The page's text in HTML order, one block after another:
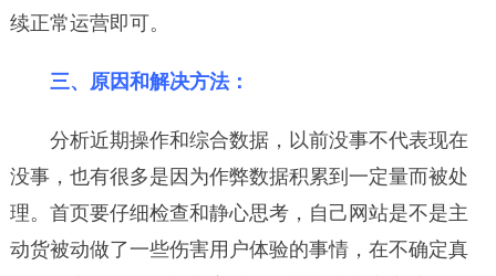
续正常运营即可。
三、原因和解决方法：
分析近期操作和综合数据，以前没事不代表现在
没事，也有很多是因为作弊数据积累到一定量而被处
理。首页要仔细检查和静心思考，自己网站是不是主
动货被动做了一些伤害用户体验的事情，在不确定真